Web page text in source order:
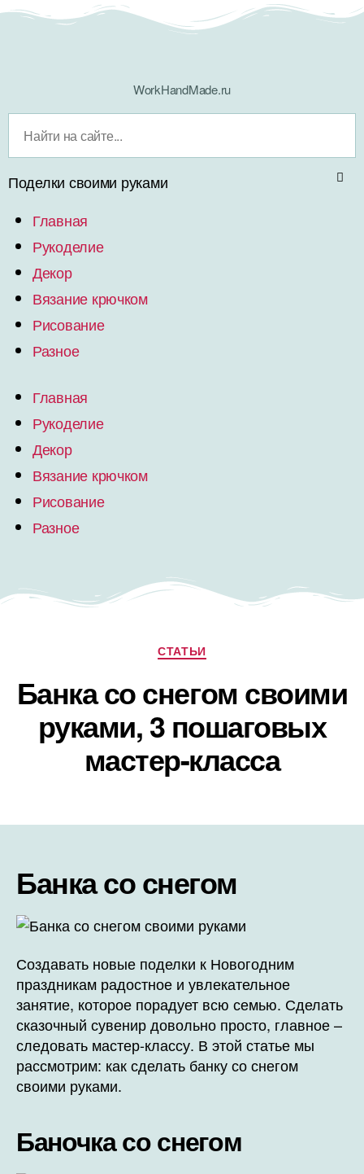
WorkHandMade.ru
Поделки своими руками
Главная
Рукоделие
Декор
Вязание крючком
Рисование
Разное
Главная
Рукоделие
Декор
Вязание крючком
Рисование
Разное
СТАТЬИ
Банка со снегом своими
руками, 3 пошаговых
мастер-класса
Банка со снегом
Создавать новые поделки к Новогодним
праздникам радостное и увлекательное
занятие, которое порадует всю семью. Сделать
сказочный сувенир довольно просто, главное –
следовать мастер-классу. В этой статье мы
рассмотрим: как сделать банку со снегом
своими руками.
Баночка со снегом